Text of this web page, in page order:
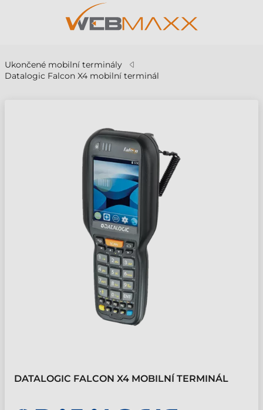
Ukončené mobilní terminály
Datalogic Falcon X4 mobilní terminál
DATALOGIC FALCON X4 MOBILNÍ TERMINÁL